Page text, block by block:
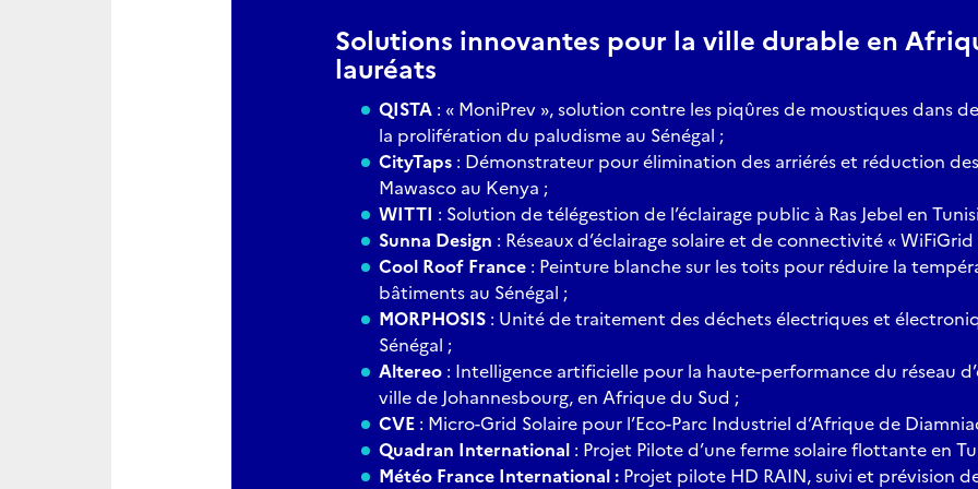
Solutions innovantes pour la ville durable en
lauréats
QISTA : « MoniPrev », solution contre les piqûres de moustiques dans
la prolifération du paludisme au Sénégal ;
CityTaps : Démonstrateur pour élimination des arriérés et réduction
Mawasco au Kenya ;
WITTI : Solution de télégestion de l’éclairage public à Ras Jebel en
Sunna Design : Réseaux d’éclairage solaire et de connectivité « WiFiGrid
Cool Roof France : Peinture blanche sur les toits pour réduire la
bâtiments au Sénégal ;
MORPHOSIS : Unité de traitement des déchets électriques et
Sénégal ;
Altereo : Intelligence artificielle pour la haute-performance du réseau
ville de Johannesbourg, en Afrique du Sud ;
CVE : Micro-Grid Solaire pour l’Eco-Parc Industriel d’Afrique de
Quadran International : Projet Pilote d’une ferme solaire flottante en
Météo France International : Projet pilote HD RAIN, suivi et prévision